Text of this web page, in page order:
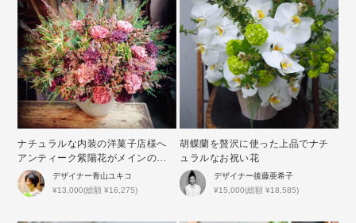
ナチュラルな内装の洋菓子店様へ
アンティーク紫陽花がメインの開
店祝い花デザイナー青山ユキコ
¥13,000(総額 ¥16,275)
胡蝶蘭を贅沢に使った上品でナチ
ュラルなお祝い花
デザイナー後藤亜希子
¥15,000(総額 ¥18,585)